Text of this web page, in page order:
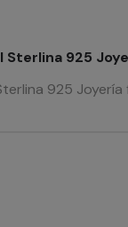
Sterlina 925
925 Joyería